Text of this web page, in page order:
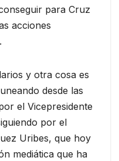
para Cruz
acciones
y otra cosa es
desde las
el Vicepresidente
por el
Uribes, que hoy
mediática que ha